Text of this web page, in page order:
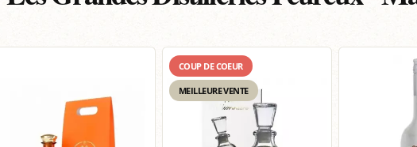
COUP DE COEUR
MEILLEURE VENTE